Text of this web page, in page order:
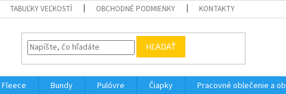
TABUĽKY VEĽKOSTÍ OBCHODNÉ PODMIENKY KONTAKTY
HĽADAŤ
Fleece Bundy Pulóvre Čiapky Pracovné oblečenie a